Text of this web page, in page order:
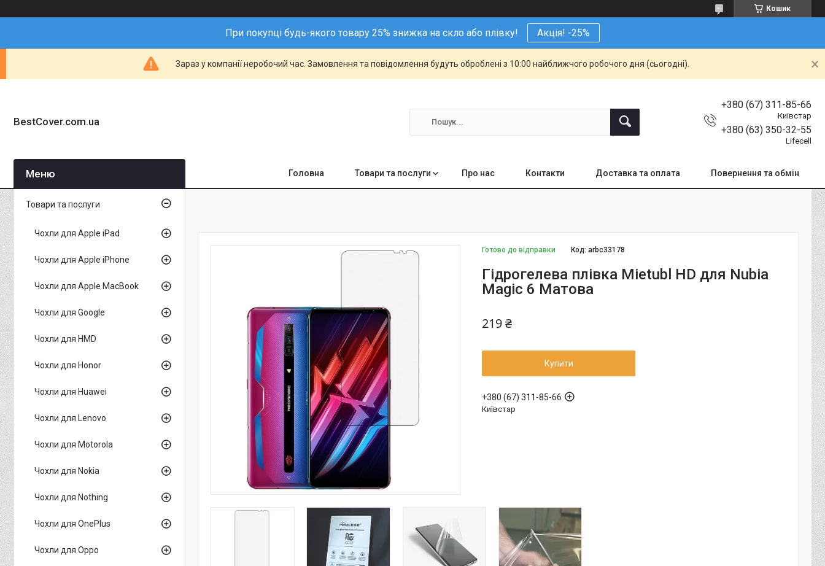
Кошик
При покупці будь-якого товару 25% знижка на скло або плівку! Акція! -25%
Зараз у компанії неробочий час. Замовлення та повідомлення будуть оброблені з 10:00 найближчого робочого дня (сьогодні).
BestCover.com.ua
+380 (67) 311-85-66
Київстар
+380 (63) 350-32-55
Lifecell
Головна Товари та послуги Про нас Контакти Доставка та оплата Повернення та обмін
Готово до відправки Код:arbc33178
Гідрогелева плівка Mietubl HD для Nubia
Magic 6 Матова
219 ₴
Купити
+380 (67) 311-85-66
Київстар
Товари та послуги
Чохли для Apple iPad
Чохли для Apple iPhone
Чохли для Apple MacBook
Чохли для Google
Чохли для HMD
Чохли для Honor
Чохли для Huawei
Чохли для Lenovo
Чохли для Motorola
Чохли для Nokia
Чохли для Nothing
Чохли для OnePlus
Чохли для Oppo